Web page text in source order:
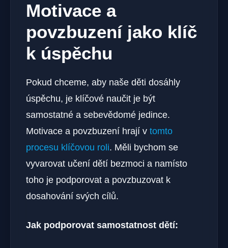
Motivace a
povzbuzení jako klíč
k úspěchu
Pokud chceme, aby naše děti dosáhly
úspěchu, je klíčové naučit je být
samostatné a sebevědomé jedince.
Motivace a povzbuzení hrají v tomto
procesu klíčovou roli. Měli bychom se
vyvarovat učení dětí bezmoci a namísto
toho je podporovat a povzbuzovat k
dosahování svých cílů.
Jak podporovat samostatnost dětí: